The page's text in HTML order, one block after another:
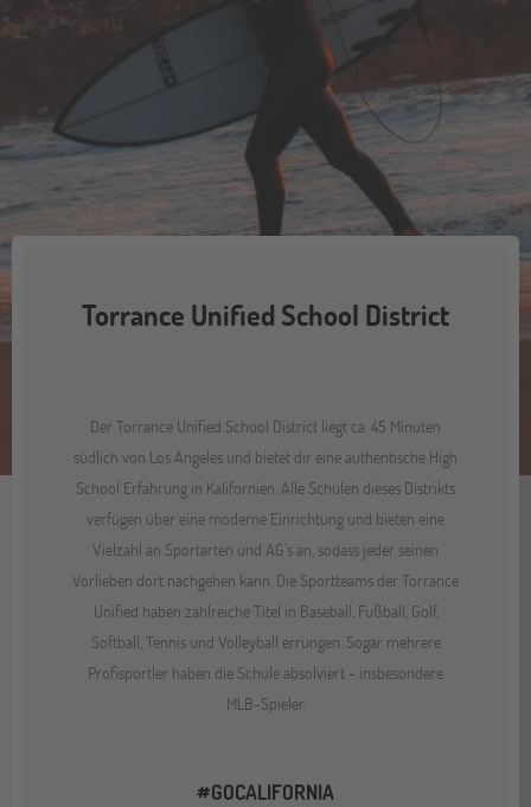
Torrance Unified School District
Der Torrance Unified School District liegt ca. 45 Minuten
südlich von Los Angeles und bietet dir eine authentische High
School Erfahrung in Kalifornien. Alle Schulen dieses Distrikts
verfügen über eine moderne Einrichtung und bieten eine
Vielzahl an Sportarten und AG's an, sodass jeder seinen
Vorlieben dort nachgehen kann. Die Sportteams der Torrance
Unified haben zahlreiche Titel in Baseball, Fußball, Golf,
Softball, Tennis und Volleyball errungen. Sogar mehrere
Profisportler haben die Schule absolviert - insbesondere
MLB-Spieler.
#GOCALIFORNIA